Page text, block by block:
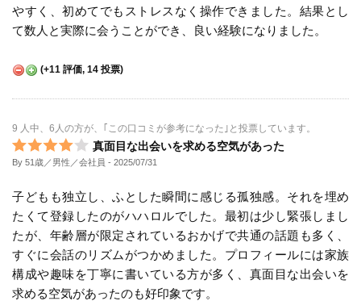
やすく、初めてでもストレスなく操作できました。結果とし
て数人と実際に会うことができ、良い経験になりました。
(+11 評価, 14 投票)
9 人中、6人の方が、｢この口コミが参考になった｣と投票しています。
真面目な出会いを求める空気があった
By 51歳／男性／会社員 - 2025/07/31
子どもも独立し、ふとした瞬間に感じる孤独感。それを埋め
たくて登録したのがハハロルでした。最初は少し緊張しまし
たが、年齢層が限定されているおかげで共通の話題も多く、
すぐに会話のリズムがつかめました。プロフィールには家族
構成や趣味を丁寧に書いている方が多く、真面目な出会いを
求める空気があったのも好印象です。